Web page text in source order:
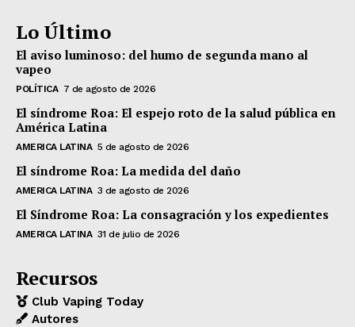
Lo Último
El aviso luminoso: del humo de segunda mano al
vapeo
POLÍTICA 7 de agosto de 2026
El síndrome Roa: El espejo roto de la salud pública en
América Latina
AMERICA LATINA 5 de agosto de 2026
El síndrome Roa: La medida del daño
AMERICA LATINA 3 de agosto de 2026
El Síndrome Roa: La consagración y los expedientes
AMERICA LATINA 31 de julio de 2026
Recursos
Club Vaping Today
Autores